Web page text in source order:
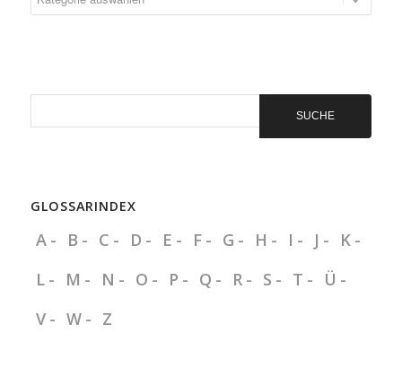
wählen
GLOSSARINDEX
A B C D E F G H I J
K
L
M N O P Q R S T
Ü
V
W Z